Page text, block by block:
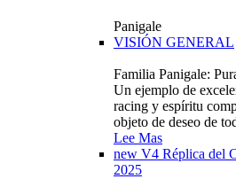
Panigale
VISIÓN GENERAL
Familia Panigale:
Un ejemplo de
racing y espíritu
objeto de deseo de
Lee Mas
new V4 Réplica del
2025